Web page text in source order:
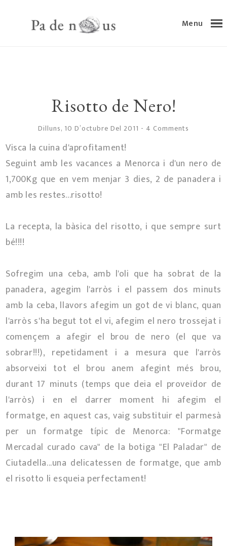
Menu
Risotto de Nero!
Dilluns, 10 D’octubre Del 2011 - 4 Comments
Visca la cuina d'aprofitament!
Seguint amb les vacances a Menorca i d'un nero de
1,700Kg que en vem menjar 3 dies, 2 de panadera i
amb les restes...risotto!
La recepta, la bàsica del risotto, i que sempre surt
bé!!!!
Sofregim una ceba, amb l'oli que ha sobrat de la
panadera, agegim l'arròs i el passem dos minuts
amb la ceba, llavors afegim un got de vi blanc, quan
l'arròs s'ha begut tot el vi, afegim el nero trossejat i
començem a afegir el brou de nero (el que va
sobrar!!!), repetidament i a mesura que l'arròs
absorveixi tot el brou anem afegint més brou,
durant 17 minuts (temps que deia el proveïdor de
l'arròs) i en el darrer moment hi afegim el
formatge, en aquest cas, vaig substituir el parmesà
per un formatge típic de Menorca: "Formatge
Mercadal curado cava" de la botiga "El Paladar" de
Ciutadella...una delicatessen de formatge, que amb
el risotto li esqueia perfectament!